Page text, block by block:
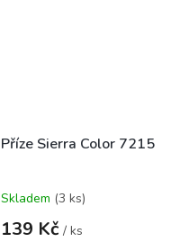
Příze Sierra Color 7215
Skladem (3 ks)
139 Kč / ks